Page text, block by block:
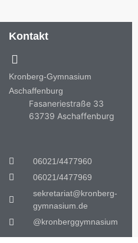
Kontakt
Kronberg-Gymnasium
Aschaffenburg
Fasaneriestraße 33
63739 Aschaffenburg
06021/4477960
06021/4477969
sekretariat@kronberg-
gymnasium.de
@kronberggymnasium